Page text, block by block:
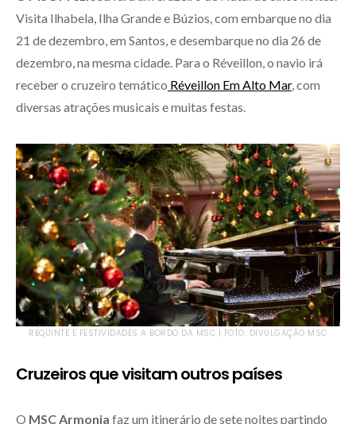
Visita Ilhabela, Ilha Grande e Búzios, com embarque no dia
21 de dezembro, em Santos, e desembarque no dia 26 de
dezembro, na mesma cidade. Para o Réveillon, o navio irá
receber o cruzeiro temático Réveillon Em Alto Mar, com
diversas atrações musicais e muitas festas.
REQUINTE E FESTIVIDADES A BORDO DA MSC | FOTO: DIVULGAÇÃO MSC
Cruzeiros que visitam outros países
O MSC Armonia faz um itinerário de sete noites partindo